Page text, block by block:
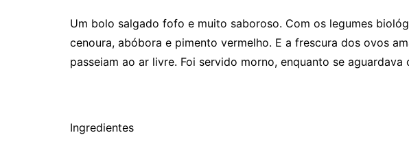
Um bolo salgado fofo e muito saboroso. Com os legumes
cenoura, abóbora e pimento vermelho. E a frescura dos ovos
passeiam ao ar livre. Foi servido morno, enquanto se
Ingredientes